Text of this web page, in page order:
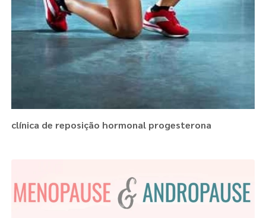
clínica de reposição hormonal progesterona